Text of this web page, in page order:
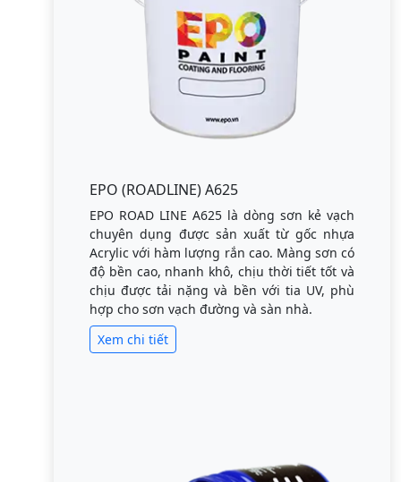
EPO (ROADLINE) A625
EPO ROAD LINE A625 là dòng sơn kẻ vạch
chuyên dụng được sản xuất từ gốc nhựa
Acrylic với hàm lượng rắn cao. Màng sơn có
độ bền cao, nhanh khô, chịu thời tiết tốt và
chịu được tải nặng và bền với tia UV, phù
hợp cho sơn vạch đường và sàn nhà.
Xem chi tiết